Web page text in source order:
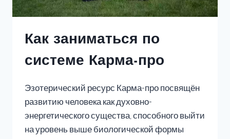
Как заниматься по
системе Карма-про
Эзотерический ресурс Карма-про посвящён
развитию человека как духовно-
энергетического существа, способного выйти
на уровень выше биологической формы